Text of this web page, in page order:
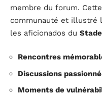
membre du forum.
communauté et illustré
les aficionados du
Rencontres
Discussions
Moments de